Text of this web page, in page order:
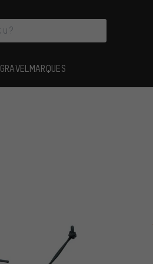
GRAVEL MARQUES